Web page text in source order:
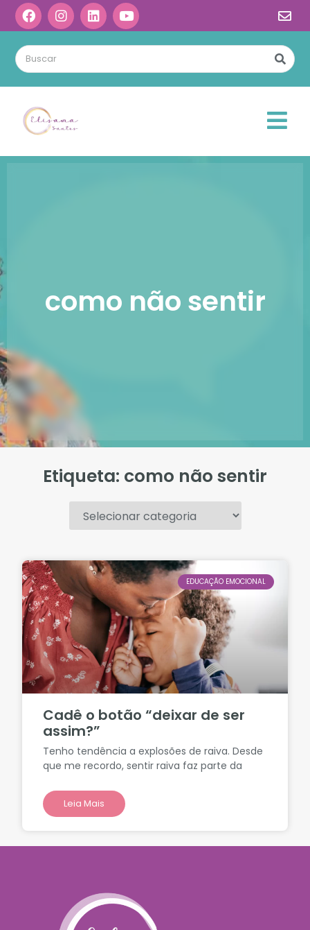
como não sentir
Etiqueta: como não sentir
.
EDUCAÇÃO EMOCIONAL
Cadê o botão “deixar de ser
assim?”
Tenho tendência a explosões de raiva. Desde
que me recordo, sentir raiva faz parte da
Leia Mais